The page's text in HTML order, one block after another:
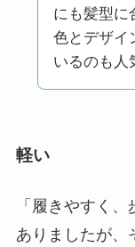
にも髪型に
色とデザイ
いるのも人
軽い
「履きやすく
ありましたが、